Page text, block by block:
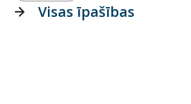
Visas īpašības